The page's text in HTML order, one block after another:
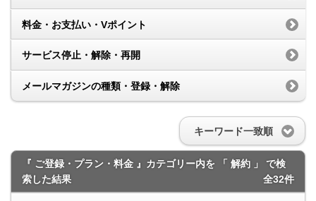
料金・お支払い・Vポイント
サービス停止・解除・再開
メールマガジンの種類・登録・解除
キーワード一致順
『 ご登録・プラン・料金 』カテゴリー内を 「 解約 」 で検
索した結果
全32件